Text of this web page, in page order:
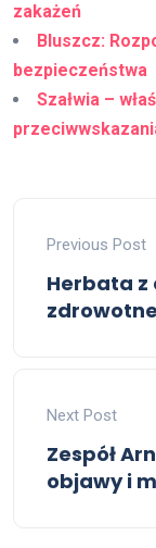
zakażeń
Bluszcz:
bezpieczeństwa
Szałwia –
Previous Post
Herbata z
Next Post
Zespół
objawy i